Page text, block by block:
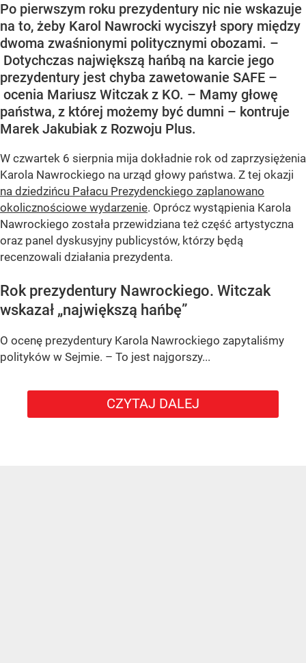
Po pierwszym roku prezydentury nic nie wskazuje
na to, żeby Karol Nawrocki wyciszył spory między
dwoma zwaśnionymi politycznymi obozami. –
Dotychczas największą hańbą na karcie jego
prezydentury jest chyba zawetowanie SAFE –
ocenia Mariusz Witczak z KO. – Mamy głowę
państwa, z której możemy być dumni – kontruje
Marek Jakubiak z Rozwoju Plus.
W czwartek 6 sierpnia mija dokładnie rok od zaprzysiężenia
Karola Nawrockiego na urząd głowy państwa. Z tej okazji
na dziedzińcu Pałacu Prezydenckiego zaplanowano
okolicznościowe wydarzenie. Oprócz wystąpienia Karola
Nawrockiego została przewidziana też część artystyczna
oraz panel dyskusyjny publicystów, którzy będą
recenzowali działania prezydenta.
Rok prezydentury Nawrockiego. Witczak
wskazał „największą hańbę”
O ocenę prezydentury Karola Nawrockiego zapytaliśmy
polityków w Sejmie. – To jest najgorszy...
CZYTAJ DALEJ